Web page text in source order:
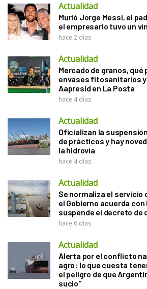
Actualidad
Murió Jorge Messi, el
el empresario tuvo un
hace 2 días
Actualidad
Mercado de granos, qué
envases fitosanitarios y
Aapresid en La Posta
hace 4 días
Actualidad
Oficializan la
de prácticos y hay
la hidrovía
hace 4 días
Actualidad
Se normaliza el servicio
el Gobierno acuerda
suspende el decreto de
hace 6 días
Actualidad
Alerta por el conflicto
agro: lo que cuesta
el peligro de que
sucio"